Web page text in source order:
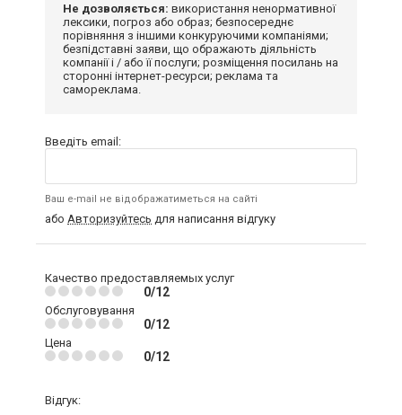
Не дозволяється: використання ненормативної
лексики, погроз або образ; безпосереднє
порівняння з іншими конкуруючими компаніями;
безпідставні заяви, що ображають діяльність
компанії і / або її послуги; розміщення посилань на
сторонні інтернет-ресурси; реклама та
самореклама.
Введіть email:
Ваш e-mail не відображатиметься на сайті
або Авторизуйтесь для написання відгуку
Качество предоставляемых услуг
0/12
Обслуговування
0/12
Цена
0/12
Відгук: